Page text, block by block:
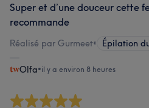
Super et d’une douceur cette
recommande
Réalisé par Gurmeet• Épilation
Olfa•il y a environ 8 heures